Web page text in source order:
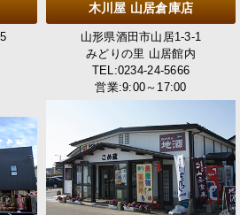
木川屋 山居倉庫店
山形県酒田市山居1-3-1
みどりの里 山居館内
TEL:0234-24-5666
営業:9:00～17:00